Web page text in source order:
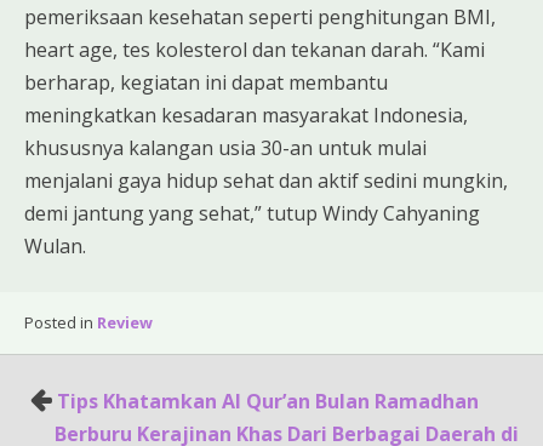
pemeriksaan kesehatan seperti penghitungan BMI,
heart age, tes kolesterol dan tekanan darah. “Kami
berharap, kegiatan ini dapat membantu
meningkatkan kesadaran masyarakat Indonesia,
khususnya kalangan usia 30-an untuk mulai
menjalani gaya hidup sehat dan aktif sedini mungkin,
demi jantung yang sehat,” tutup Windy Cahyaning
Wulan.
Posted in Review
Post
navigation
Tips Khatamkan Al Qur’an Bulan Ramadhan
Berburu Kerajinan Khas Dari Berbagai Daerah di